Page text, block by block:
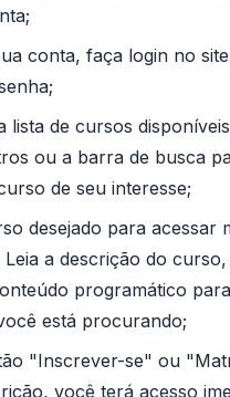
conta, faça login no
lista de cursos
ou a barra de busca
de seu interesse;
desejado para acessar
a descrição do
programático
está procurando;
"Inscrever-se" ou
você terá acesso